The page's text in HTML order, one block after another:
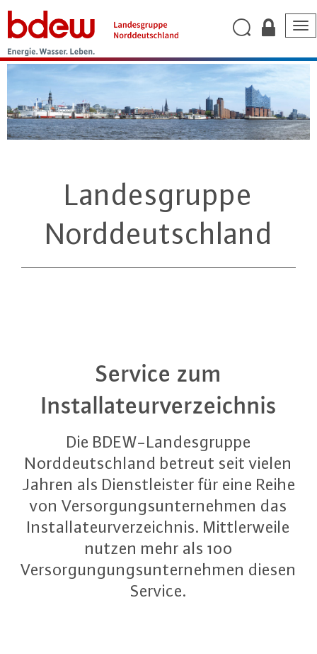
Landesgruppe
Norddeutschland
Service zum
Installateurverzeichnis
Die BDEW-Landesgruppe
Norddeutschland betreut seit vielen
Jahren als Dienstleister für eine Reihe
von Versorgungsunternehmen das
Installateurverzeichnis. Mittlerweile
nutzen mehr als 100
Versorgungungsunternehmen diesen
Service.